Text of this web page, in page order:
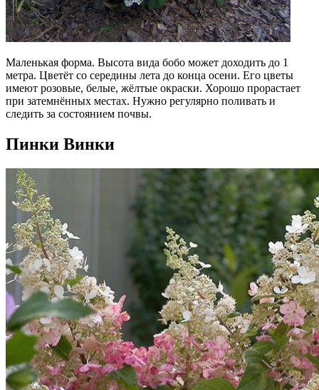
Маленькая форма. Высота вида бобо может доходить до 1
метра. Цветёт со середины лета до конца осени. Его цветы
имеют розовые, белые, жёлтые окраски. Хорошо прорастает
при затемнённых местах. Нужно регулярно поливать и
следить за состоянием почвы.
Пинки Винки